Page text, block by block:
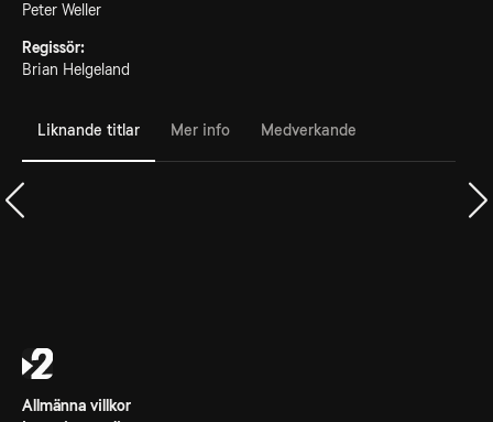
Peter Weller
Regissör:
Brian Helgeland
Liknande titlar Mer info Medverkande
Allmänna villkor